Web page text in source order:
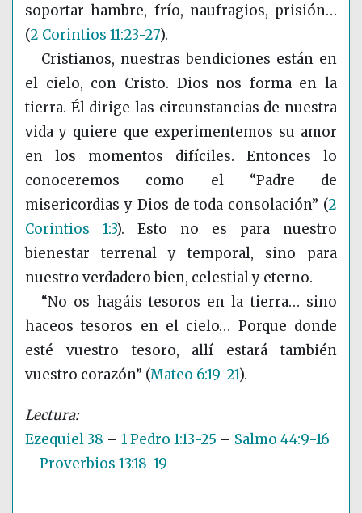
soportar hambre, frío, naufragios, prisión…
(2 Corintios 11:23-27).
Cristianos, nuestras bendiciones están en
el cielo, con Cristo. Dios nos forma en la
tierra. Él dirige las circunstancias de nuestra
vida y quiere que experimentemos su amor
en los momentos difíciles. Entonces lo
conoceremos como el “Padre de
misericordias y Dios de toda consolación” (2
Corintios 1:3). Esto no es para nuestro
bienestar terrenal y temporal, sino para
nuestro verdadero bien, celestial y eterno.
“No os hagáis tesoros en la tierra… sino
haceos tesoros en el cielo… Porque donde
esté vuestro tesoro, allí estará también
vuestro corazón” (Mateo 6:19-21).
Ezequiel 38 – 1 Pedro 1:13-25 – Salmo 44:9-16
– Proverbios 13:18-19